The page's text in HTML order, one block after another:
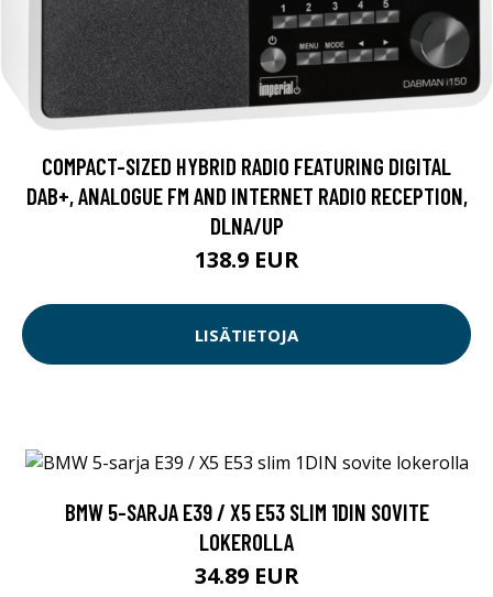
COMPACT-SIZED HYBRID RADIO FEATURING DIGITAL
DAB+, ANALOGUE FM AND INTERNET RADIO RECEPTION,
DLNA/UP
138.9 EUR
LISÄTIETOJA
BMW 5-SARJA E39 / X5 E53 SLIM 1DIN SOVITE
LOKEROLLA
34.89 EUR